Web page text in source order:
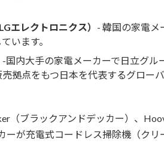
エレクトロニクス） - 韓国の家電メ
います。
-国内大手の家電メーカーで日立グル
拠点をもつ日本を代表するグロー
（ブラックアンドデッカー）、
ーが充電式コードレス掃除機（クリ